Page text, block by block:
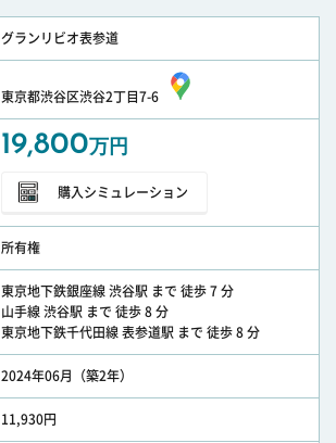
グランリビオ表参道
東京都渋谷区渋谷2丁目7-6
19,800万円
購入シミュレーション
所有権
東京地下鉄銀座線 渋谷駅 まで 徒歩 7 分
山手線 渋谷駅 まで 徒歩 8 分
東京地下鉄千代田線 表参道駅 まで 徒歩 8 分
2024年06月（築2年）
11,930円